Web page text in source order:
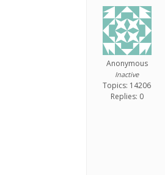
Anonymous
Inactive
Topics: 14206
Replies: 0